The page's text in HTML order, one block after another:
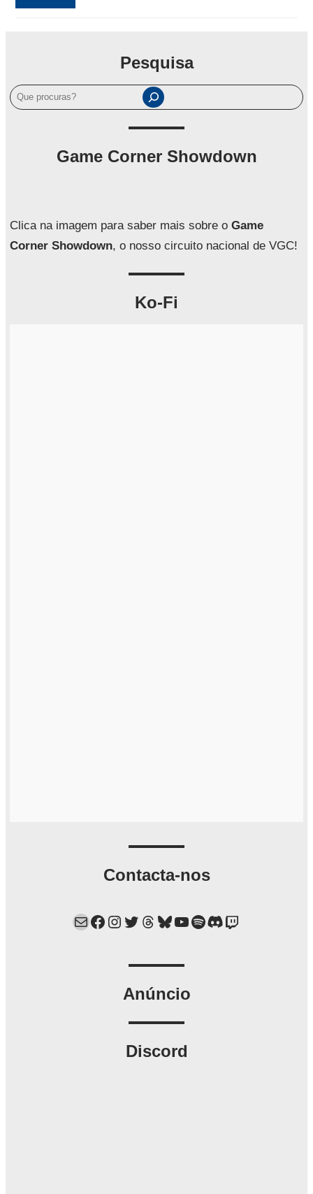
Pesquisa
P
e
a
Game Corner Showdown
Clica na imagem para saber mais sobre o Game
Corner Showdown, o nosso circuito nacional de VGC!
Ko-Fi
Contacta-nos
Mail Facebook Instagram Twitter Threads Bluesky YouTube Spotify Discord Twitch
Anúncio
Discord